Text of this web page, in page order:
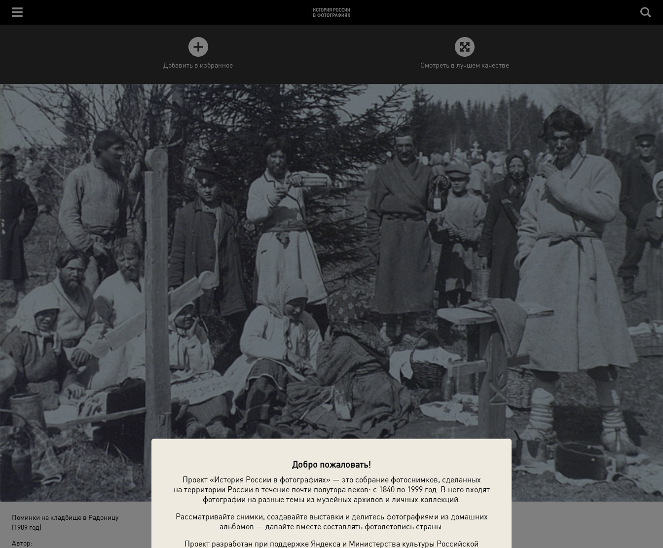
Добро пожаловать!
Проект «История России в фотографиях» — это собрание фотоснимков, сделанных
на территории России в течение почти полутора веков: с 1840 по 1999 год. В него входят
фотографии на разные темы из музейных архивов и личных коллекций.
Рассматривайте снимки, создавайте выставки и делитесь фотографиями из домашних
альбомов — давайте вместе составлять фотолетопись страны.
Проект разработан при поддержке Яндекса и Министерства культуры Российской
Добавить в избранное Смотреть в лучшем качестве
Поминки на кладбище в Радоницу
(1909 год)
Автор: